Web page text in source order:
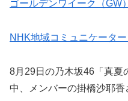
ゴールデンワイーク（GW）
NHK地域コミュニケータ
8月29日の乃木坂46「真夏
中、メンバーの掛橋沙耶香